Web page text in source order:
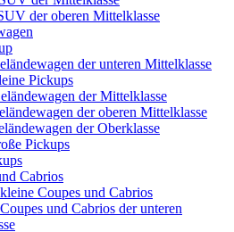
der oberen Mittelklasse
der unteren Mittelklasse
Pickups
der Mittelklasse
der oberen Mittelklasse
der Oberklasse
Pickups
Cabrios
Coupes und Cabrios
und Cabrios der unteren